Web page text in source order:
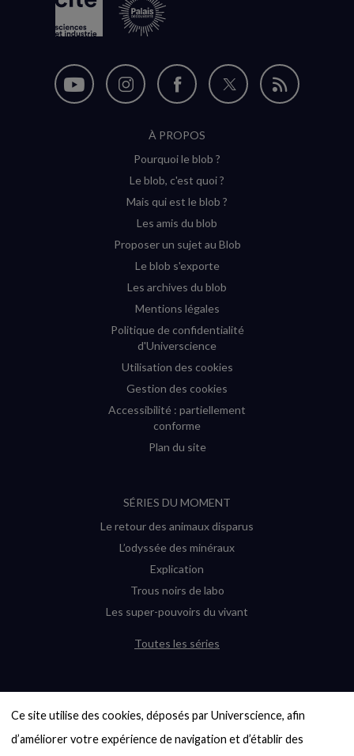
Ce site utilise des cookies, déposés par Universcience, afin
d’améliorer votre expérience de navigation et d’établir des
Nous
Nous
Instagram
(nouvelle
Nous
sur
Facebook
(nouvelle
Nous
Flux
À PROPOS
Pourquoi le blob ?
Le blob, c'est quoi ?
Mais qui est le blob ?
Les amis du blob
Proposer un sujet au Blob
Le blob s'exporte
Les archives du blob
Mentions légales
Politique de confidentialité
d'Universcience
Utilisation des cookies
Gestion des cookies
Accessibilité : partiellement
conforme
Plan du site
SÉRIES DU MOMENT
Le retour des animaux disparus
L’odyssée des minéraux
Explication
Trous noirs de labo
Les super-pouvoirs du vivant
Toutes les séries
6000 exoplanètes, et pas de « Terre »
en vue ?